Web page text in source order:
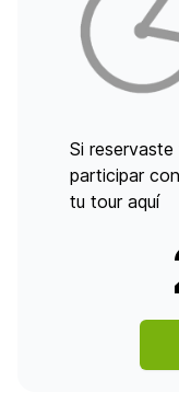
Si
participar
tu tour aquí